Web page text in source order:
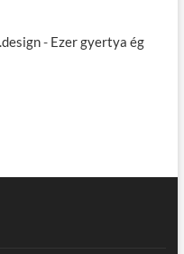
- Ezer gyertya ég